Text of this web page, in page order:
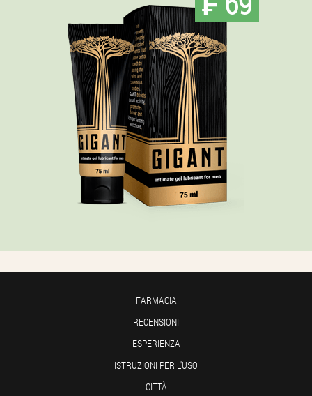
FARMACIA
RECENSIONI
ESPERIENZA
ISTRUZIONI PER L'USO
CITTÀ